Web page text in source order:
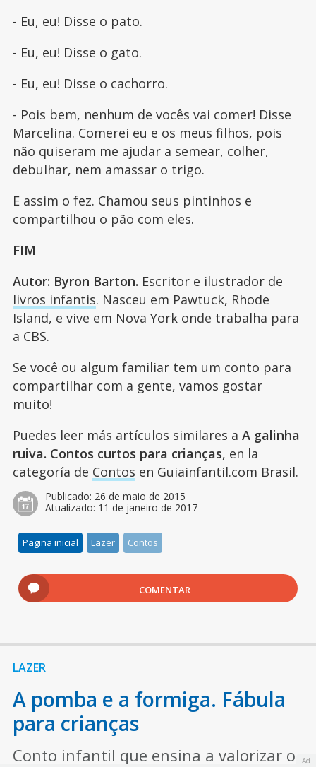
- Eu, eu! Disse o pato.
- Eu, eu! Disse o gato.
- Eu, eu! Disse o cachorro.
- Pois bem, nenhum de vocês vai comer! Disse
Marcelina. Comerei eu e os meus filhos, pois
não quiseram me ajudar a semear, colher,
debulhar, nem amassar o trigo.
E assim o fez. Chamou seus pintinhos e
compartilhou o pão com eles.
FIM
Autor: Byron Barton. Escritor e ilustrador de
livros infantis. Nasceu em Pawtuck, Rhode
Island, e vive em Nova York onde trabalha para
a CBS.
Se você ou algum familiar tem um conto para
compartilhar com a gente, vamos gostar
muito!
Puedes leer más artículos similares a A galinha
ruiva. Contos curtos para crianças, en la
categoría de Contos en Guiainfantil.com Brasil.
Publicado: 26 de maio de 2015
Atualizado: 11 de janeiro de 2017
Pagina inicial Lazer Contos
COMENTAR
LAZER
A pomba e a formiga. Fábula
para crianças
Conto infantil que ensina a valorizar o
Ad